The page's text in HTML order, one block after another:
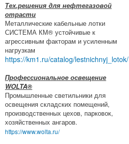
Тех.решения для нефтегазовой
отрасти
Металлические кабельные лотки
СИСТЕМА КМ® устойчивые к
агрессивным факторам и усиленным
нагрузкам
https://km1.ru/catalog/lestnichnyj_lotok/
Профессиональное освещение
WOLTA®
Промышленные светильники для
освещения складских помещений,
производственных цехов, парковок,
хозяйственных ангаров.
https://www.wolta.ru/